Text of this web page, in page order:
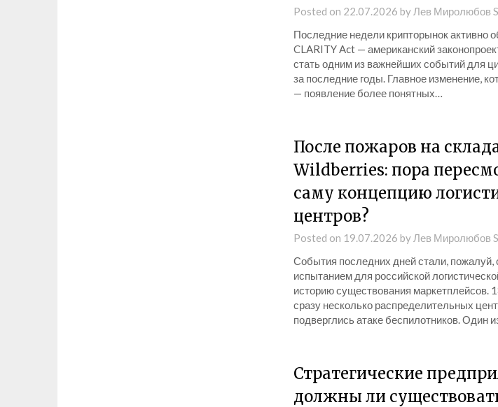
Posted on 22.07.2026 by Лев Миролюбов
Последние недели крипторынок активно
CLARITY Act — американский
стать одним из важнейших событий для
за последние годы. Главное изменение,
— появление более понятных…
После пожаров на
Wildberries: пора
саму концепцию
центров?
Posted on 19.07.2026 by Лев Миролюбов
События последних дней стали,
испытанием для российской
историю существования маркетплейсов.
сразу несколько распределительных
подверглись атаке беспилотников. Один
Стратегические
должны ли